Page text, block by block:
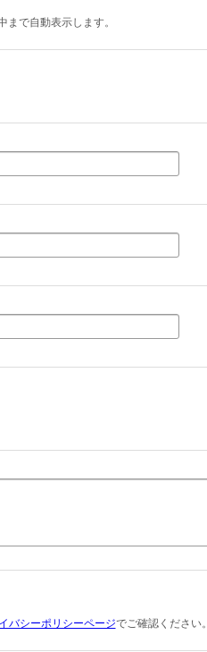
で自動表示します。
バシーポリシーページでご確認ください。